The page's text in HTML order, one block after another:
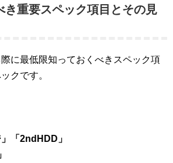
き重要スペック項目とその見
に最低限知っておくべきスペック項
クです。
「2ndHDD」